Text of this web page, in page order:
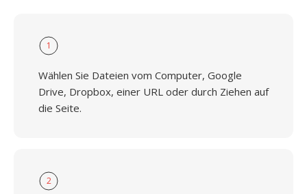
1
Wählen Sie Dateien vom Computer, Google
Drive, Dropbox, einer URL oder durch Ziehen auf
die Seite.
2